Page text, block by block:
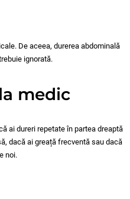
De aceea, durerea abdominală
ignorată.
medic
ai dureri repetate în partea dreaptă
dacă ai greață frecventă sau dacă
noi.